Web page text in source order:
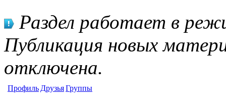
Раздел работает в
Публикация новых
отключена.
Профиль ДрузьяГруппы